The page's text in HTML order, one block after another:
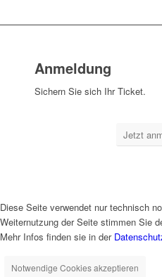
Anmeldung
Sichern Sie sich Ihr Ticket.
Jetzt
Diese Seite verwendet nur technisch
Weiternutzung der Seite stimmen Sie
Mehr Infos finden sie in der
Notwendige Cookies akzeptieren